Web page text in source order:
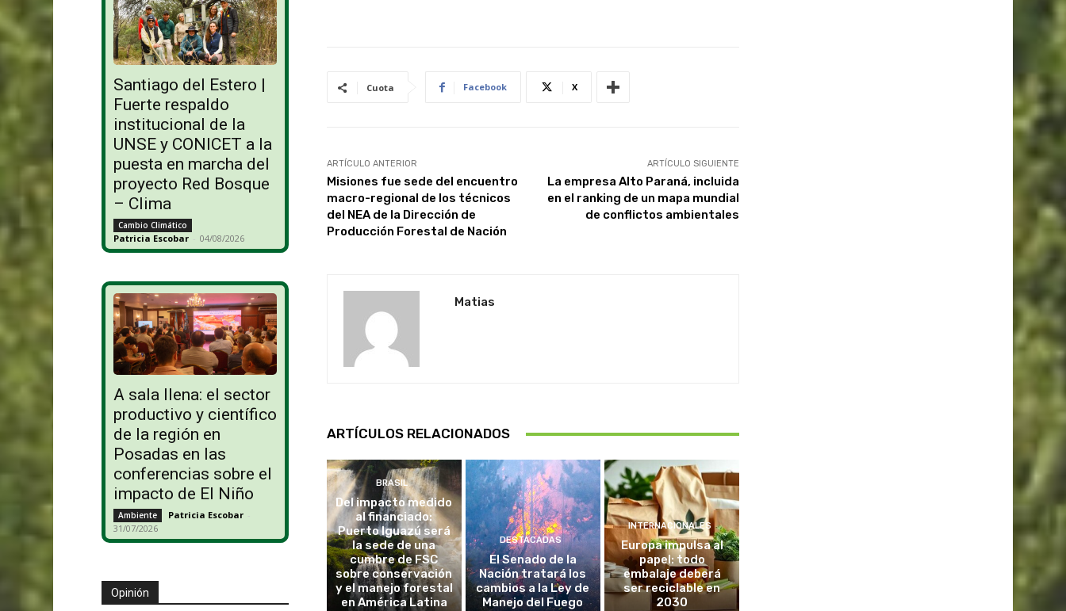
Santiago del Estero |
Fuerte respaldo
institucional de la
UNSE y CONICET a la
puesta en marcha del
proyecto Red Bosque
– Clima
Cambio Climático
Patricia Escobar - 04/08/2026
A sala llena: el sector
productivo y científico
de la región en
Posadas en las
conferencias sobre el
impacto de El Niño
Ambiente Patricia Escobar -
31/07/2026
Opinión
Cuota Facebook X
ARTÍCULO ANTERIOR
Misiones fue sede del encuentro
macro-regional de los técnicos
del NEA de la Dirección de
Producción Forestal de Nación
ARTÍCULO SIGUIENTE
La empresa Alto Paraná, incluida
en el ranking de un mapa mundial
de conflictos ambientales
Matias
ARTÍCULOS RELACIONADOS
BRASIL
Del impacto medido
al financiado:
Puerto Iguazú será
la sede de una
cumbre de FSC
sobre conservación
y el manejo forestal
en América Latina
DESTACADAS
El Senado de la
Nación tratará los
cambios a la Ley de
Manejo del Fuego
INTERNACIONALES
Europa impulsa al
papel: todo
embalaje deberá
ser reciclable en
2030